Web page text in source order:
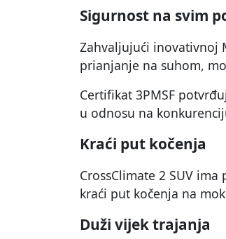
Sigurnost na svim
Zahvaljujući inovativnoj
prianjanje na suhom,
Certifikat 3PMSF
u odnosu na
Kraći put kočenja
CrossClimate 2 SUV
kraći put kočenja na
Duži vijek trajanja